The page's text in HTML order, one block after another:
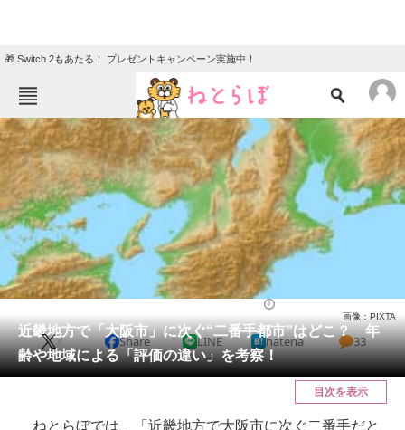
🎁 Switch 2もあたる！ プレゼントキャンペーン実施中！
ねとらぼメニュー
TOP ニュース
エンタメ クイズ
グルメ 地域
住まい 教育・育児
動物 リサーチ
会員記事
メディア
近畿地方で「大阪市」に次ぐ“二番手都市”はどこ？ 年
齢や地域による「評価の違い」を考察！
画像：PIXTA
X Share LINE hatena 33
目次を表示
ねとらぼでは、「近畿地方で大阪市に次ぐ二番手だと